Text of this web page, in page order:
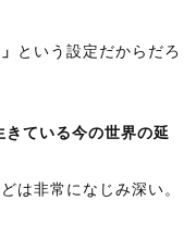
という設定だからだろ
きている今の世界の延
は非常になじみ深い。